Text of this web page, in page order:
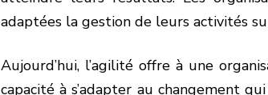
adaptées la gestion de leurs activités
Aujourd’hui, l’agilité offre à une
capacité à s’adapter au changement